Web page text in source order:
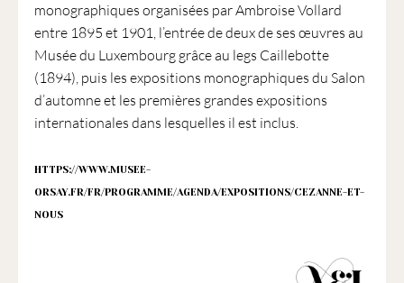
monographiques organisées par Ambroise Vollard
entre 1895 et 1901, l’entrée de deux de ses œuvres au
Musée du Luxembourg grâce au legs Caillebotte
(1894), puis les expositions monographiques du Salon
d’automne et les premières grandes expositions
internationales dans lesquelles il est inclus.
HTTPS://WWW.MUSEE-
ORSAY.FR/FR/PROGRAMME/AGENDA/EXPOSITIONS/CEZANNE-ET-
NOUS